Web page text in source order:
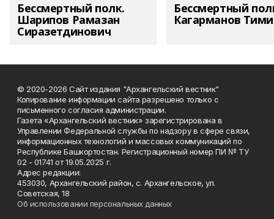
Бессмертный полк.
Шарипов Рамазан
Сиразетдинович
Бессмертный
Кагарманов
© 2020-2026 Сайт издания "Архангельский вестник"
Копирование информации сайта разрешено только с
письменного согласия администрации.
Газета «Архангельский вестник» зарегистрирована в
Управлении Федеральной службы по надзору в сфере связи,
информационных технологий и массовых коммуникаций по
Республике Башкортостан. Регистрационный номер ПИ № ТУ
02 - 01741 от 19.05.2025 г.
Адрес редакции:
453030, Архангельский район, с. Архангельское, ул.
Советская, 18
Об использовании персональных данных